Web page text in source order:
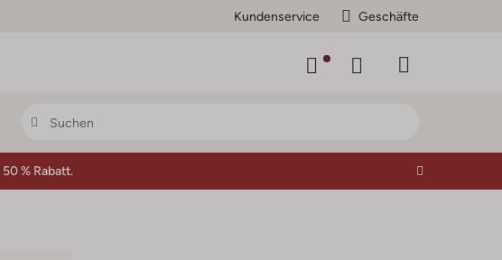
Kundenservice Geschäfte
50 % Rabatt.